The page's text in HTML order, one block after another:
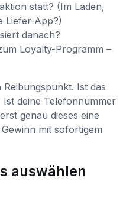
statt? (Im Laden,
Liefer-App?)
danach?
Loyalty-Programm –
Ist das
deine Telefonnummer
genau dieses eine
mit sofortigem
auswählen